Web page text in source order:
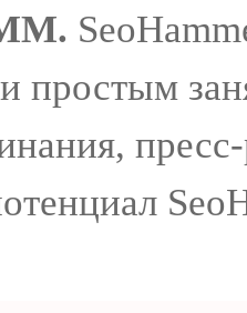
простым